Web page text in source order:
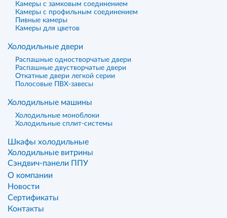
Камеры с замковым соединением
Камеры с профильным соединением
Пивные камеры
Камеры для цветов
Холодильные двери
Распашные одностворчатые двери
Распашные двустворчатые двери
Откатные двери легкой серии
Полосовые ПВХ-завесы
Холодильные машины
Холодильные моноблоки
Холодильные сплит-системы
Шкафы холодильные
Холодильные витрины
Сэндвич-панели ППУ
О компании
Новости
Сертификаты
Контакты